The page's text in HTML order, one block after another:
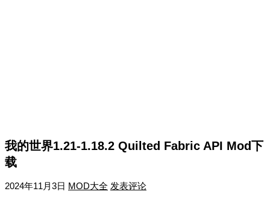
我的世界1.21-1.18.2 Quilted Fabric API Mod下
载
2024年11月3日 MOD大全 发表评论